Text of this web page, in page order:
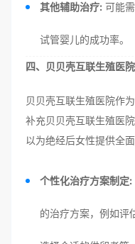
其他辅助治疗: 可能
试管婴儿的成功率。
四、贝贝壳互联生殖医
贝贝壳互联生殖医院作
补充贝贝壳互联生殖医
以为绝经后女性提供全
个性化治疗方案制定:
的治疗方案，例如评